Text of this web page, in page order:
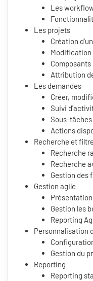
Les
Les projets
Création
Modification
Attribution
Les demandes
Créer,
Suivi
Sous-tâches
Actions
Recherche et
Recherche
Recherche
Gestion des
Gestion agile
Gestion les
Reporting
Personnalisation
Gestion du
Reporting
Reporting